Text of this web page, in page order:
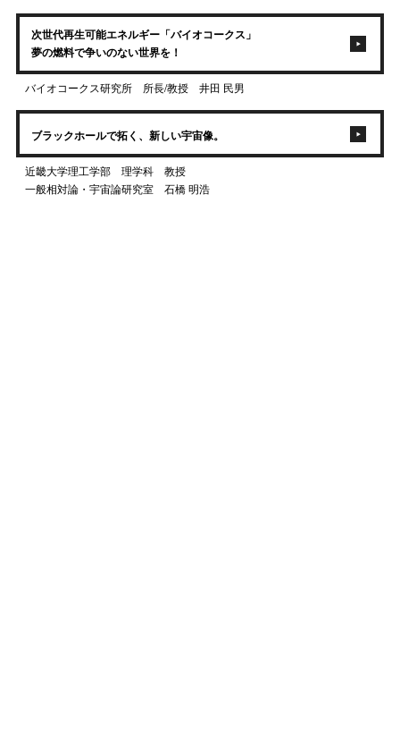
次世代再生可能エネルギー「バイオコークス」
夢の燃料で争いのない世界を！
バイオコークス研究所 所長/教授 井田 民男
ブラックホールで拓く、新しい宇宙像。
近畿大学理工学部 理学科 教授
一般相対論・宇宙論研究室 石橋 明浩